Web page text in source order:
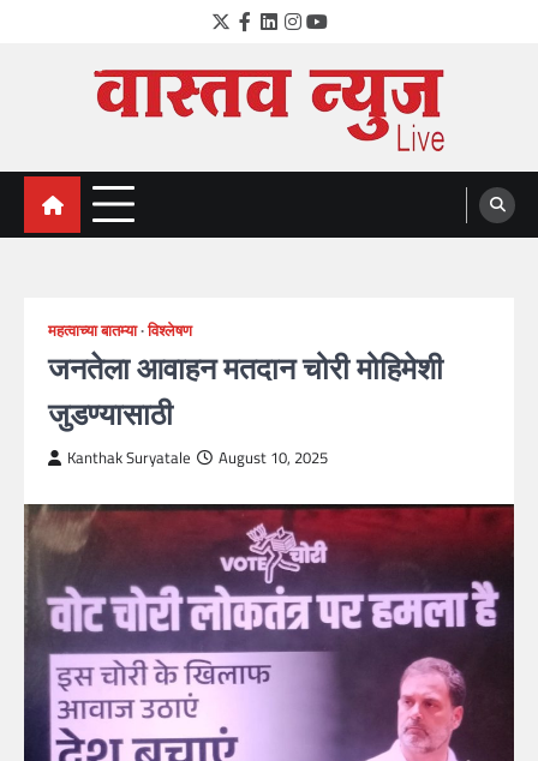
Twitter
Facebook
LinkedIn
Instagram
YouTube
VastavNEWSLive.com
a leading NEWS portal of Maharahstra
महत्वाच्या बातम्या विश्लेषण
जनतेला आवाहन मतदान चोरी मोहिमेशी
जुडण्यासाठी
Kanthak Suryatale August 10, 2025